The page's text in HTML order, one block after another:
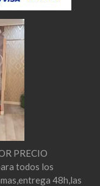
PRECIO
todos los
48h,las